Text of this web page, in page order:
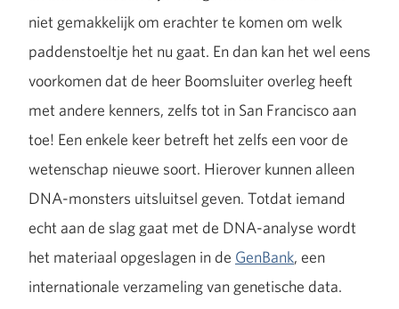
niet gemakkelijk om erachter te komen om welk
paddenstoeltje het nu gaat. En dan kan het wel eens
voorkomen dat de heer Boomsluiter overleg heeft
met andere kenners, zelfs tot in San Francisco aan
toe! Een enkele keer betreft het zelfs een voor de
wetenschap nieuwe soort. Hierover kunnen alleen
DNA-monsters uitsluitsel geven. Totdat iemand
echt aan de slag gaat met de DNA-analyse wordt
het materiaal opgeslagen in de GenBank, een
internationale verzameling van genetische data.